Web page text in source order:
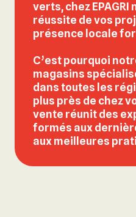
verts, chez
réussite de vos
présence locale
C’est pourquoi
magasins
dans toutes les
plus près de chez
vente réunit des
formés aux
aux meilleures